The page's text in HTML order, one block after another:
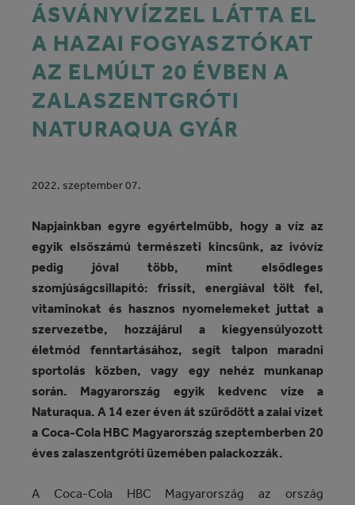
ÁSVÁNYVÍZZEL LÁTTA EL
A HAZAI FOGYASZTÓKAT
AZ ELMÚLT 20 ÉVBEN A
ZALASZENTGRÓTI
NATURAQUA GYÁR
2022. szeptember 07.
Napjainkban egyre egyértelműbb, hogy a víz az
egyik elsőszámú természeti kincsünk, az ivóvíz
pedig jóval több, mint elsődleges
szomjúságcsillapító: frissít, energiával tölt fel,
vitaminokat és hasznos nyomelemeket juttat a
szervezetbe, hozzájárul a kiegyensúlyozott
életmód fenntartásához, segít talpon maradni
sportolás közben, vagy egy nehéz munkanap
során. Magyarország egyik kedvenc vize a
Naturaqua. A 14 ezer éven át szűrődött a zalai vizet
a Coca-Cola HBC Magyarország szeptemberben 20
éves zalaszentgróti üzemében palackozzák.
A Coca-Cola HBC Magyarország az ország